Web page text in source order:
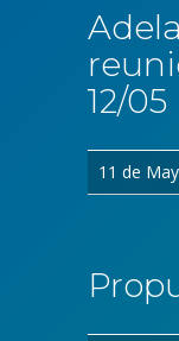
12/05
11 de